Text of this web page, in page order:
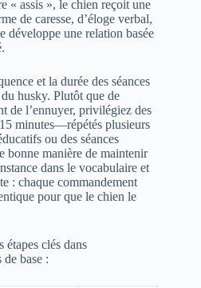
« assis », le chien reçoit une
de caresse, d’éloge verbal,
développe une relation basée
et la durée des séances
husky. Plutôt que de
de l’ennuyer, privilégiez des
minutes—répétés plusieurs
ou des séances
bonne manière de maintenir
dans le vocabulaire et
: chaque commandement
pour que le chien le
étapes clés dans
de base :